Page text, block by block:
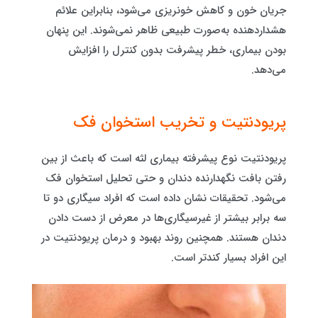
جریان خون و کاهش خونریزی می‌شود، بنابراین علائم
هشداردهنده به‌صورت طبیعی ظاهر نمی‌شوند. این پنهان
بودن بیماری، خطر پیشرفت بدون کنترل را افزایش
می‌دهد.
پریودنتیت و تخریب استخوان فک
پریودنتیت نوع پیشرفته بیماری لثه است که باعث از بین
رفتن بافت نگهدارنده دندان و حتی تحلیل استخوان فک
می‌شود. تحقیقات نشان داده است که افراد سیگاری دو تا
سه برابر بیشتر از غیرسیگاری‌ها در معرض از دست دادن
دندان هستند. همچنین روند بهبود و درمان پریودنتیت در
این افراد بسیار کندتر است.